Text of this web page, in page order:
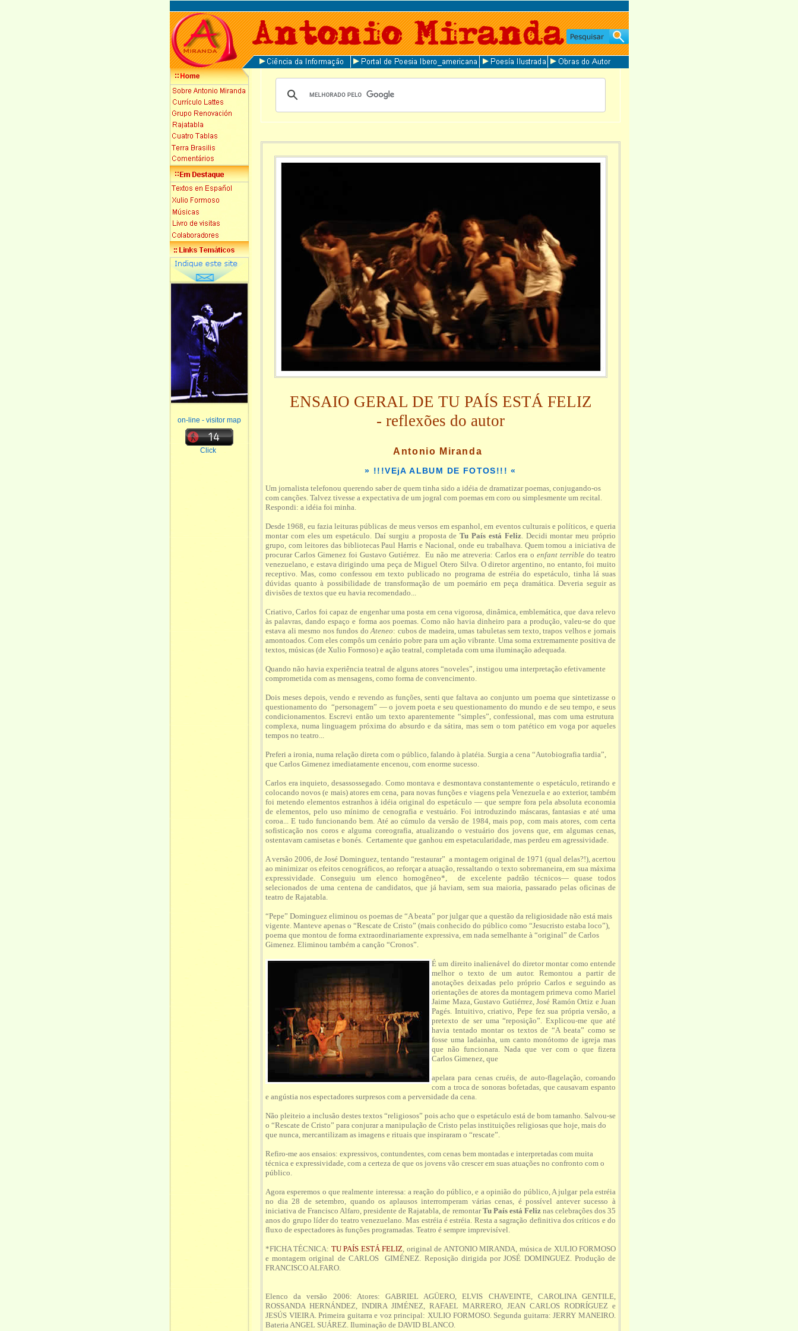
on-line - visitor map
Click
ENSAIO GERAL DE TU PAÍS ESTÁ FELIZ
- reflexões do autor
Antonio Miranda
» !!!VEjA ALBUM DE FOTOS!!! «
Um jornalista telefonou querendo saber de quem tinha sido a idéia de dramatizar poemas, conjugando-os
com canções. Talvez tivesse a expectativa de um jogral com poemas em coro ou simplesmente um recital.
Respondi: a idéia foi minha.
Desde 1968, eu fazia leituras públicas de meus versos em espanhol, em eventos culturais e políticos, e queria
montar com eles um espetáculo. Daí surgiu a proposta deTu País está Feliz. Decidi montar meu próprio
grupo, com leitores das bibliotecas Paul Harris e Nacional, onde eu trabalhava. Quem tomou a iniciativa de
procurar Carlos Gimenez foi Gustavo Gutiérrez. Eu não me atreveria: Carlos era o enfant terrible do teatro
venezuelano, e estava dirigindo uma peça de Miguel Otero Silva. O diretor argentino, no entanto, foi muito
receptivo. Mas, como confessou em texto publicado no programa de estréia do espetáculo, tinha lá suas
dúvidas quanto à possibilidade de transformação de um poemário em peça dramática. Deveria seguir as
divisões de textos que eu havia recomendado...
Criativo, Carlos foi capaz de engenhar uma posta em cena vigorosa, dinâmica, emblemática, que dava relevo
às palavras, dando espaço e forma aos poemas. Como não havia dinheiro para a produção, valeu-se do que
estava ali mesmo nos fundos doAteneo: cubos de madeira, umas tabuletas sem texto, trapos velhos e jornais
amontoados. Com eles compôs um cenário pobre para um ação vibrante. Uma soma extremamente positiva de
textos, músicas (de Xulio Formoso) e ação teatral, completada com uma iluminação adequada.
Quando não havia experiência teatral de alguns atores “noveles”, instigou uma interpretação efetivamente
comprometida com as mensagens, como forma de convencimento.
Dois meses depois, vendo e revendo as funções, senti que faltava ao conjunto um poema que sintetizasse o
questionamento do “personagem” — o jovem poeta e seu questionamento do mundo e de seu tempo, e seus
condicionamentos. Escrevi então um texto aparentemente “simples”, confessional, mas com uma estrutura
complexa, numa linguagem próxima do absurdo e da sátira, mas sem o tom patético em voga por aqueles
tempos no teatro...
Preferi a ironia, numa relação direta com o público, falando à platéia. Surgia a cena “Autobiografia tardia”,
que Carlos Gimenez imediatamente encenou, com enorme sucesso.
Carlos era inquieto, desassossegado. Como montava e desmontava constantemente o espetáculo, retirando e
colocando novos (e mais) atores em cena, para novas funções e viagens pela Venezuela e ao exterior, também
foi metendo elementos estranhos à idéia original do espetáculo — que sempre fora pela absoluta economia
de elementos, pelo uso mínimo de cenografia e vestuário. Foi introduzindo máscaras, fantasias e até uma
coroa... E tudo funcionando bem. Até ao cúmulo da versão de 1984, mais pop, com mais atores, com certa
sofisticação nos coros e alguma coreografia, atualizando o vestuário dos jovens que, em algumas cenas,
ostentavam camisetas e bonés. Certamente que ganhou em espetacularidade, mas perdeu em agressividade.
A versão 2006, de José Dominguez, tentando “restaurar” a montagem original de 1971 (qual delas?!), acertou
ao minimizar os efeitos cenográficos, ao reforçar a atuação, ressaltando o texto sobremaneira, em sua máxima
expressividade. Conseguiu um elenco homogêneo*, de excelente padrão técnicos— quase todos
selecionados de uma centena de candidatos, que já haviam, sem sua maioria, passarado pelas oficinas de
teatro de Rajatabla.
“Pepe” Dominguez eliminou os poemas de “A beata” por julgar que a questão da religiosidade não está mais
vigente. Manteve apenas o “Rescate de Cristo” (mais conhecido do público como “Jesucristo estaba loco”),
poema que montou de forma extraordinariamente expressiva, em nada semelhante à “original” de Carlos
Gimenez. Eliminou também a canção “Cronos”.
É um direito inalienável do diretor montar como entende
melhor o texto de um autor. Remontou a partir de
anotações deixadas pelo próprio Carlos e seguindo as
orientações de atores da montagem primeva como Mariel
Jaime Maza, Gustavo Gutiérrez, José Ramón Ortiz e Juan
Pagés. Intuitivo, criativo, Pepe fez sua própria versão, a
pretexto de ser uma “reposição”. Explicou-me que até
havia tentado montar os textos de “A beata” como se
fosse uma ladainha, um canto monótomo de igreja mas
que não funcionara. Nada que ver com o que fizera
Carlos Gimenez, que
apelara para cenas cruéis, de auto-flagelação, coroando
com a troca de sonoras bofetadas, que causavam espanto
e angústia nos espectadores surpresos com a perversidade da cena.
Não pleiteio a inclusão destes textos “religiosos” pois acho que o espetáculo está de bom tamanho. Salvou-se
o “Rescate de Cristo” para conjurar a manipulação de Cristo pelas instituições religiosas que hoje, mais do
que nunca, mercantilizam as imagens e rituais que inspiraram o “rescate”.
Refiro-me aos ensaios: expressivos, contundentes, com cenas bem montadas e interpretadas com muita
técnica e expressividade, com a certeza de que os jovens vão crescer em suas atuações no confronto com o
público.
Agora esperemos o que realmente interessa: a reação do público, e a opinião do público, A julgar pela estréia
no dia 28 de setembro, quando os aplausos interromperam várias cenas, é possível antever sucesso à
iniciativa de Francisco Alfaro, presidente de Rajatabla, de remontarTu País está Feliznas celebrações dos 35
anos do grupo líder do teatro venezuelano. Mas estréia é estréia. Resta a sagração definitiva dos críticos e do
fluxo de espectadores às funções programadas. Teatro é sempre imprevisível.
*FICHA TÉCNICA: TU PAÍS ESTÁ FELIZ, original de ANTONIO MIRANDA, música de XULIO FORMOSO
e montagem original de CARLOS GIMÉNEZ. Reposição dirigida por JOSÉ DOMINGUEZ. Produção de
FRANCISCO ALFARO.
Elenco da versão 2006: Atores: GABRIEL AGÜERO, ELVIS CHAVEINTE, CAROLINA GENTILE,
ROSSANDA HERNÁNDEZ, INDIRA JIMÉNEZ, RAFAEL MARRERO, JEAN CARLOS RODRÍGUEZ e
JESÚS VIEIRA. Primeira guitarra e voz principal: XULIO FORMOSO. Segunda guitarra: JERRY MANEIRO.
Bateria ANGEL SUÁREZ. Iluminação de DAVID BLANCO.